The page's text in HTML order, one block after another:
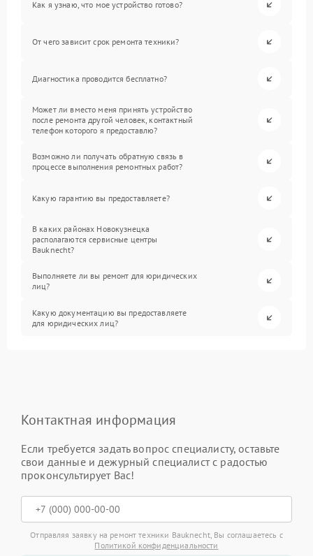
Как я узнаю, что мое устройство готово?
От чего зависит срок ремонта техники?
Диагностика проводится бесплатно?
Может ли вместо меня принять устройство
после ремонта другой человек, контактный
телефон которого я предоставлю?
Возможно ли получать обратную связь в
процессе выполнения ремонтных работ?
Какую гарантию вы предоставляете?
В каких районах Новокузнецка
располагаются сервисные центры
Bauknecht?
Выполняете ли вы ремонт для юридических
лиц?
Какую документацию вы предоставляете
для юридических лиц?
Контактная информация
Если требуется задать вопрос специалисту, оставьте
свои данные и дежурный специалист с радостью
проконсультирует Вас!
Отправляя заявку на ремонт техники Bauknecht, Вы соглашаетесь с
Политикой конфиденциальности